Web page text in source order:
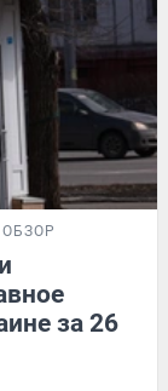
ОБЗОР
за 26